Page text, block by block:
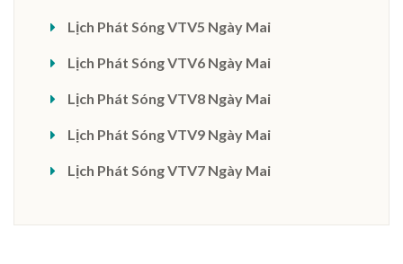
Lịch Phát Sóng VTV5 Ngày Mai
Lịch Phát Sóng VTV6 Ngày Mai
Lịch Phát Sóng VTV8 Ngày Mai
Lịch Phát Sóng VTV9 Ngày Mai
Lịch Phát Sóng VTV7 Ngày Mai